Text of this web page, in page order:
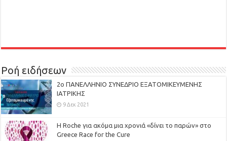
Ροή ειδήσεων
2ο ΠΑΝΕΛΛΗΝΙΟ ΣΥΝΕΔΡΙΟ ΕΞΑΤΟΜΙΚΕΥΜΕΝΗΣ
ΙΑΤΡΙΚΗΣ
9 Δεκ 2021
H Roche για ακόμα μια χρονιά «δίνει το παρών» στο
Greece Race for the Cure